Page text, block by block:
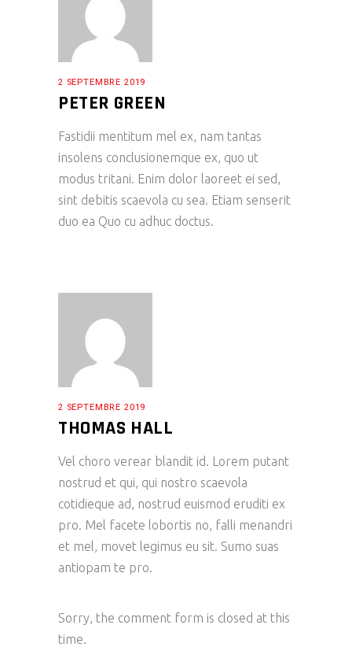
2 SEPTEMBRE 2019
PETER GREEN
Fastidii mentitum mel ex, nam tantas
insolens conclusionemque ex, quo ut
modus tritani. Enim dolor laoreet ei sed,
sint debitis scaevola cu sea. Etiam senserit
duo ea Quo cu adhuc doctus.
2 SEPTEMBRE 2019
THOMAS HALL
Vel choro verear blandit id. Lorem putant
nostrud et qui, qui nostro scaevola
cotidieque ad, nostrud euismod eruditi ex
pro. Mel facete lobortis no, falli menandri
et mel, movet legimus eu sit. Sumo suas
antiopam te pro.
Sorry, the comment form is closed at this
time.